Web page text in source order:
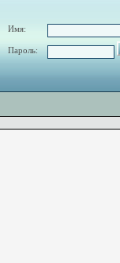
Имя:
Пароль: